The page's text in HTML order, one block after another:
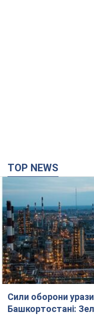
TOP NEWS
Сили оборони
Башкортостані: